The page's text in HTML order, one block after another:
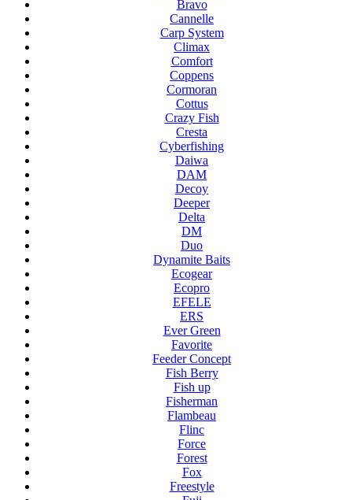
Bravo
Cannelle
Carp System
Climax
Comfort
Coppens
Cormoran
Cottus
Crazy Fish
Cresta
Cyberfishing
Daiwa
DAM
Decoy
Deeper
Delta
DM
Duo
Dynamite Baits
Ecogear
Ecopro
EFELE
ERS
Ever Green
Favorite
Feeder Concept
Fish Berry
Fish up
Fisherman
Flambeau
Flinc
Force
Forest
Fox
Freestyle